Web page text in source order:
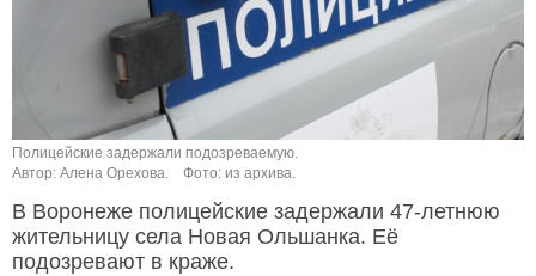
Полицейские задержали подозреваемую.
Автор: Алена Орехова.
Фото: из архива.
В Воронеже полицейские задержали 47-летнюю
жительницу села Новая Ольшанка. Её
подозревают в краже.